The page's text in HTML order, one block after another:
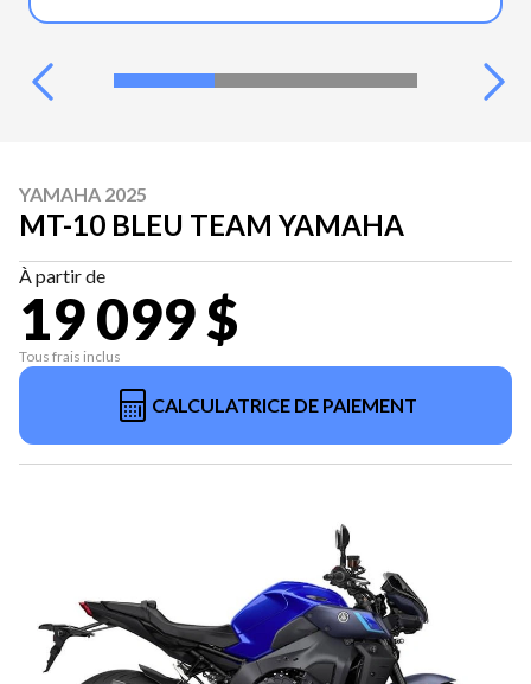
YAMAHA 2025
MT-10 BLEU TEAM YAMAHA
À partir de
19 099 $
Tous frais inclus
CALCULATRICE DE PAIEMENT